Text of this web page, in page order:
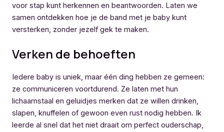
voor stap kunt herkennen en beantwoorden. Laten we
samen ontdekken hoe je de band met je baby kunt
versterken, zonder jezelf gek te maken.
Verken de behoeften
Iedere baby is uniek, maar één ding hebben ze gemeen:
ze communiceren voortdurend. Ze laten met hun
lichaamstaal en geluidjes merken dat ze willen drinken,
slapen, knuffelen of gewoon even rust nodig hebben. Ik
leerde al snel dat het niet draait om perfect ouderschap,